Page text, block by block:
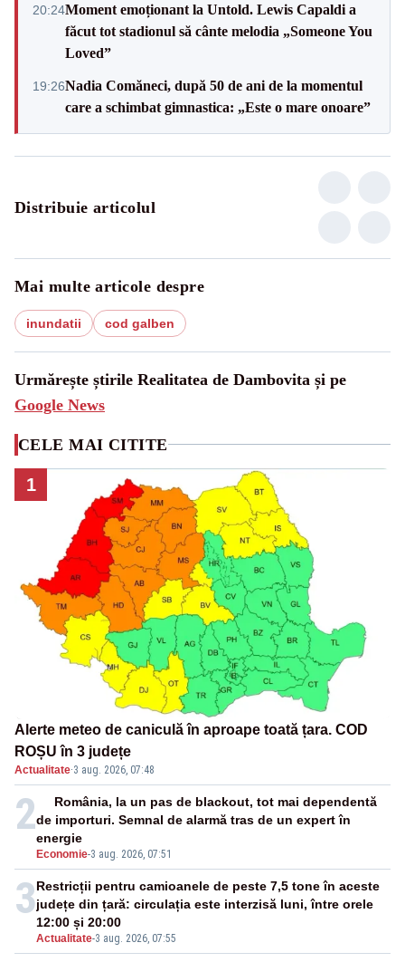
20:24Moment emoționant la Untold. Lewis Capaldi a
făcut tot stadionul să cânte melodia „Someone You
Loved”
19:26Nadia Comăneci, după 50 de ani de la momentul
care a schimbat gimnastica: „Este o mare onoare”
Distribuie articolul
Mai multe articole despre
inundatii cod galben
Urmărește știrile Realitatea de Dambovita și pe
Google News
CELE MAI CITITE
1
Alerte meteo de caniculă în aproape toată țara. COD
ROȘU în 3 județe
Actualitate·3 aug. 2026, 07:48
2
Economie-3 aug. 2026, 07:51
România, la un pas de blackout, tot mai dependentă
de importuri. Semnal de alarmă tras de un expert în
energie
3
Actualitate-3 aug. 2026, 07:55
Restricții pentru camioanele de peste 7,5 tone în aceste
județe din țară: circulația este interzisă luni, între orele
12:00 și 20:00